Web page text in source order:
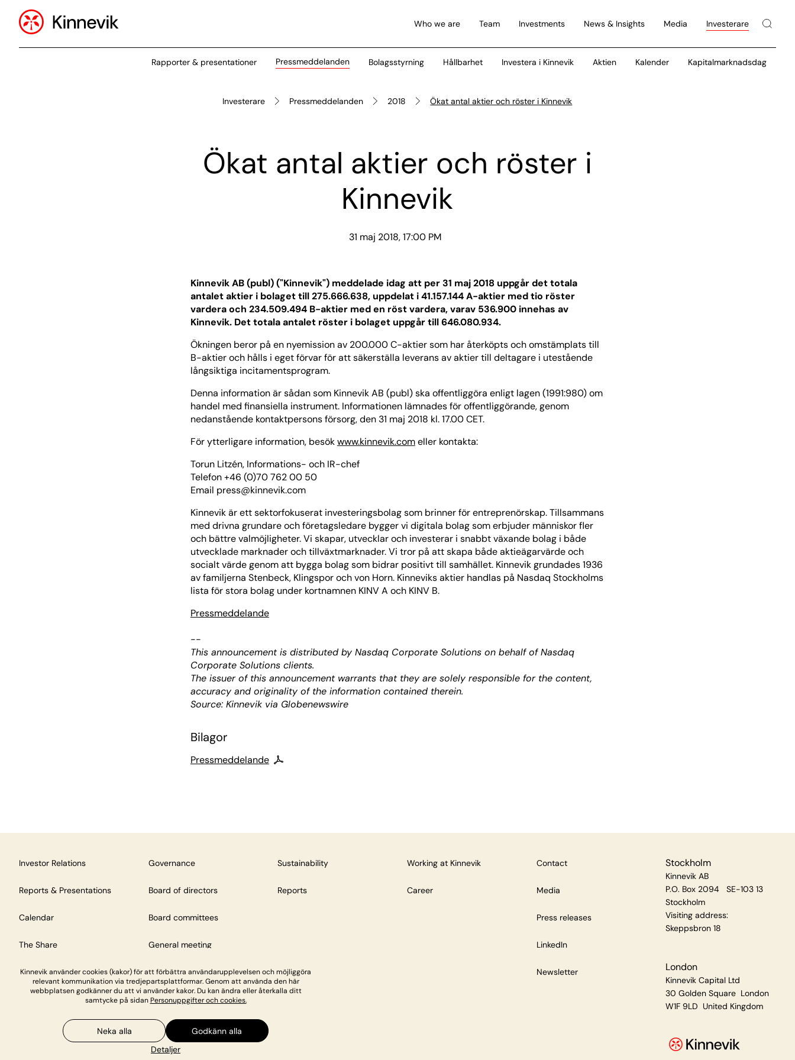
Who we are Team Investments News & Insights Media Investerare
Rapporter & presentationer Pressmeddelanden Bolagsstyrning Hållbarhet Investera i Kinnevik Aktien Kalender Kapitalmarknadsdag
Investerare Pressmeddelanden 2018 Ökat antal aktier och röster i Kinnevik
Ökat antal aktier och röster i
Kinnevik
31 maj 2018, 17:00 PM
Kinnevik AB (publ) ("Kinnevik") meddelade idag att per 31 maj 2018 uppgår det totala
antalet aktier i bolaget till 275.666.638, uppdelat i 41.157.144 A-aktier med tio röster
vardera och 234.509.494 B-aktier med en röst vardera, varav 536.900 innehas av
Kinnevik. Det totala antalet röster i bolaget uppgår till 646.080.934.
Ökningen beror på en nyemission av 200.000 C-aktier som har återköpts och omstämplats till
B-aktier och hålls i eget förvar för att säkerställa leverans av aktier till deltagare i utestående
långsiktiga incitamentsprogram.
Denna information är sådan som Kinnevik AB (publ) ska offentliggöra enligt lagen (1991:980) om
handel med finansiella instrument. Informationen lämnades för offentliggörande, genom
nedanstående kontaktpersons försorg, den 31 maj 2018 kl. 17.00 CET.
För ytterligare information, besökwww.kinnevik.comeller kontakta:
Torun Litzén, Informations- och IR-chef
Telefon +46 (0)70 762 00 50
Email press@kinnevik.com
Kinnevik är ett sektorfokuserat investeringsbolag som brinner för entreprenörskap. Tillsammans
med drivna grundare och företagsledare bygger vi digitala bolag som erbjuder människor fler
och bättre valmöjligheter. Vi skapar, utvecklar och investerar i snabbt växande bolag i både
utvecklade marknader och tillväxtmarknader. Vi tror på att skapa både aktieägarvärde och
socialt värde genom att bygga bolag som bidrar positivt till samhället. Kinnevik grundades 1936
av familjerna Stenbeck, Klingspor och von Horn. Kinneviks aktier handlas på Nasdaq Stockholms
lista för stora bolag under kortnamnen KINV A och KINV B.
Pressmeddelande
--
This announcement is distributed by Nasdaq Corporate Solutions on behalf of Nasdaq
Corporate Solutions clients.
The issuer of this announcement warrants that they are solely responsible for the content,
accuracy and originality of the information contained therein.
Source: Kinnevik via Globenewswire
Bilagor
Pressmeddelande
Investor Relations
Reports & Presentations
Calendar
The Share
Governance
Board of directors
Board committees
General meeting
Sustainability
Reports
Working at Kinnevik
Career
Contact
Media
Press releases
LinkedIn
Newsletter
Stockholm
Kinnevik AB
P.O. Box 2094 SE-103 13
Stockholm
Visiting address:
Skeppsbron 18
London
Kinnevik Capital Ltd
30 Golden Square London
W1F 9LD United Kingdom
Privacy & Cookies
Kinnevik använder cookies (kakor) för att förbättra användarupplevelsen och möjliggöra
relevant kommunikation via tredjepartsplattformar. Genom att använda den här
webbplatsen godkänner du att vi använder kakor. Du kan ändra eller återkalla ditt
samtycke på sidan Personuppgifter och cookies.
Detaljer
Neka alla Godkänn alla